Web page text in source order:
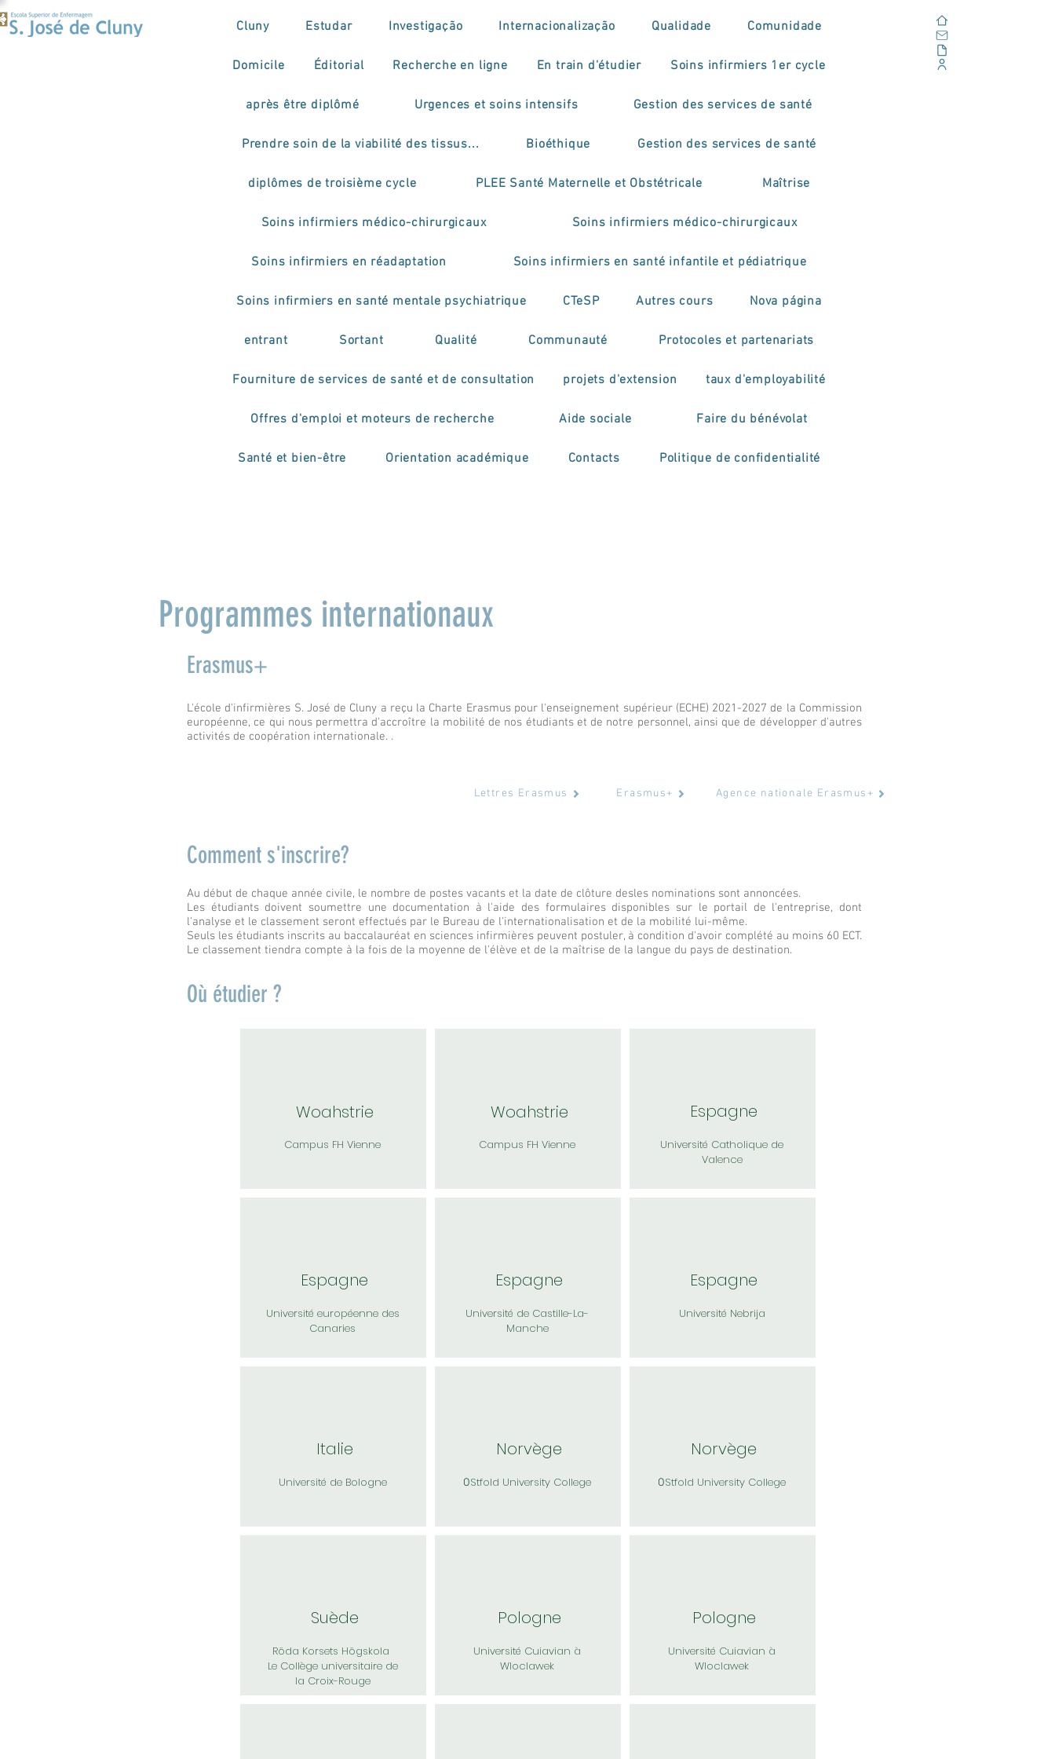
Cluny Estudar Investigação Internacionalização Qualidade Comunidade
Domicile Éditorial Recherche en ligne En train d'étudier Soins infirmiers 1er cycle
après être diplômé Urgences et soins intensifs Gestion des services de santé
Prendre soin de la viabilité des tissus... Bioéthique Gestion des services de santé
diplômes de troisième cycle PLEE Santé Maternelle et Obstétricale Maîtrise
Soins infirmiers médico-chirurgicaux Soins infirmiers médico-chirurgicaux
Soins infirmiers en réadaptation Soins infirmiers en santé infantile et pédiatrique
Soins infirmiers en santé mentale psychiatrique CTeSP Autres cours Nova página
entrant Sortant Qualité Communauté Protocoles et partenariats
Fourniture de services de santé et de consultation projets d'extension taux d'employabilité
Offres d'emploi et moteurs de recherche Aide sociale Faire du bénévolat
Santé et bien-être Orientation académique Contacts Politique de confidentialité
Programmes internationaux
Erasmus+
L'école d'infirmières S. José de Cluny a reçu la Charte Erasmus pour l'enseignement supérieur (ECHE) 2021-2027 de la Commission
européenne, ce qui nous permettra d'accroître la mobilité de nos étudiants et de notre personnel, ainsi que de développer d'autres
activités de coopération internationale. .
Lettres Erasmus Erasmus+ Agence nationale Erasmus+
Comment s'inscrire?
Au début de chaque année civile, le nombre de postes vacants et la date de clôture desles nominations sont annoncées.
Les étudiants doivent soumettre une documentation à l'aide des formulaires disponibles sur le portail de l'entreprise, dont
l'analyse et le classement seront effectués par le Bureau de l'internationalisation et de la mobilité lui-même.
Seuls les étudiants inscrits au baccalauréat en sciences infirmières peuvent postuler, à condition d'avoir complété au moins 60 ECT.
Le classement tiendra compte à la fois de la moyenne de l'élève et de la maîtrise de la langue du pays de destination.
Où étudier ?
Woahstrie
Campus FH Vienne
Espagne
Université européenne des
Canaries
Italie
Université de Bologne
Suède
Röda Korsets Högskola
Le Collège universitaire de
la Croix-Rouge
Woahstrie
Campus FH Vienne
Espagne
Université de Castille-La-
Manche
Norvège
OStfold University College
Pologne
Université Cuiavian à
Wloclawek
Espagne
Université Catholique de
Valence
Espagne
Université Nebrija
Norvège
OStfold University College
Pologne
Université Cuiavian à
Wloclawek